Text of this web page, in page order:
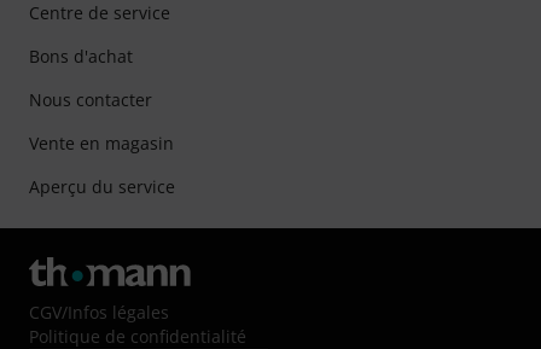
Centre de service
Bons d'achat
Nous contacter
Vente en magasin
Aperçu du service
CGV/Infos légales
Politique de confidentialité